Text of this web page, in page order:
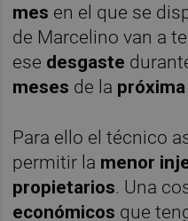
mes en el que se
de Marcelino van a
ese desgaste
meses de la
Para ello el técnico
permitir la menor
propietarios. Una
económicos que